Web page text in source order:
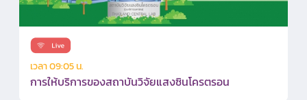
เวลา 09:05 น.
การให้บริการของสถาบันวิจัยแสงซินโครตรอน